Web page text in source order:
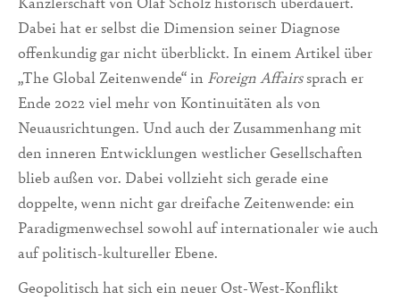
Dabei hat er selbst die Dimension seiner Diagnose
offenkundig gar nicht überblickt. In einem Artikel über
„The Global Zeitenwende“ in Foreign Affairssprach er
Ende 2022 viel mehr von Kontinuitäten als von
Neuausrichtungen. Und auch der Zusammenhang mit
den inneren Entwicklungen westlicher Gesellschaften
blieb außen vor. Dabei vollzieht sich gerade eine
doppelte, wenn nicht gar dreifache Zeitenwende: ein
Paradigmenwechsel sowohl auf internationaler wie auch
auf politisch-kultureller Ebene.
Geopolitisch hat sich ein neuer Ost-West-Konflikt